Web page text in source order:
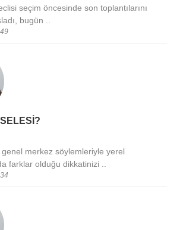
seçim öncesinde son toplantılarını
bugün ..
genel merkez söylemleriyle yerel
farklar olduğu dikkatinizi ..